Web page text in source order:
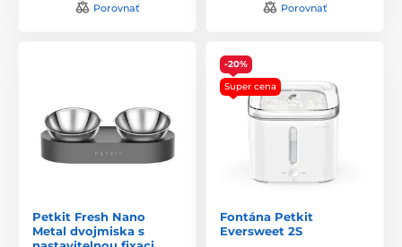
Porovnať Porovnať
Petkit Fresh Nano
Metal dvojmiska s
-20%
Super cena
Fontána Petkit
Eversweet 2S